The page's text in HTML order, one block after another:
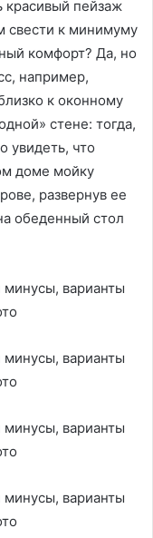
красивый пейзаж
свести к минимуму
комфорт? Да, но
например,
к оконному
стене: тогда,
увидеть, что
доме мойку
развернув ее
обеденный стол